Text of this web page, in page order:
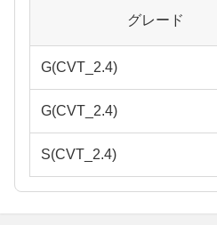
グレード
G(CVT_2.4)
G(CVT_2.4)
S(CVT_2.4)